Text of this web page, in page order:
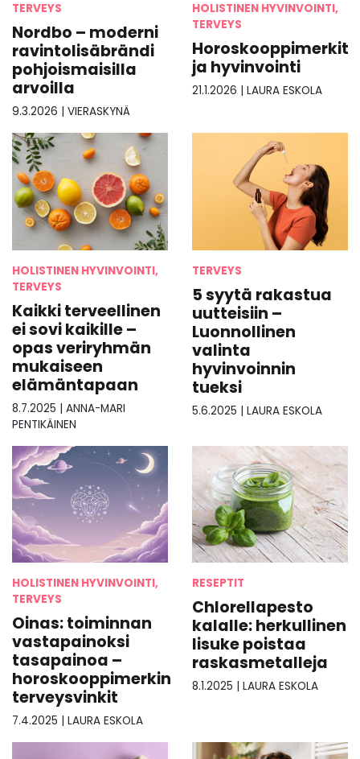
TERVEYS
Nordbo – moderni
ravintolisäbrändi
pohjoismaisilla
arvoilla
9.3.2026 | VIERASKYNÄ
HOLISTINEN HYVINVOINTI,
TERVEYS
Horoskooppimerkit
ja hyvinvointi
21.1.2026 | LAURA ESKOLA
HOLISTINEN HYVINVOINTI,
TERVEYS
Kaikki terveellinen
ei sovi kaikille –
opas veriryhmän
mukaiseen
elämäntapaan
8.7.2025 | ANNA-MARI
PENTIKÄINEN
TERVEYS
5 syytä rakastua
uutteisiin –
Luonnollinen
valinta
hyvinvoinnin
tueksi
5.6.2025 | LAURA ESKOLA
HOLISTINEN HYVINVOINTI,
TERVEYS
Oinas: toiminnan
vastapainoksi
tasapainoa –
horoskooppimerkin
terveysvinkit
7.4.2025 | LAURA ESKOLA
RESEPTIT
Chlorellapesto
kalalle: herkullinen
lisuke poistaa
raskasmetalleja
8.1.2025 | LAURA ESKOLA